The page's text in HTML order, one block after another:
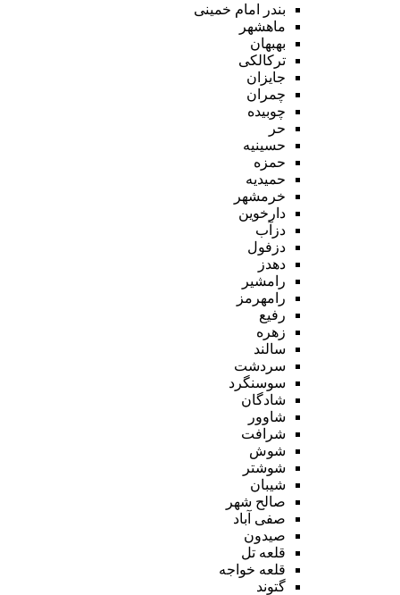
بندر امام خمینی
ماهشهر
بهبهان
ترکالکی
جایزان
چمران
چوبیده
حر
حسینیه
حمزه
حمیدیه
خرمشهر
دارخوین
دزآب
دزفول
دهدز
رامشیر
رامهرمز
رفیع
زهره
سالند
سردشت
سوسنگرد
شادگان
شاوور
شرافت
شوش
شوشتر
شیبان
صالح شهر
صفی آباد
صیدون
قلعه تل
قلعه خواجه
گتوند